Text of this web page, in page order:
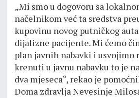
„Mi smo u dogovoru sa
načelnikom već ta sredstva
kupovinu novog putničkog
dijalizne pacijente. Mi ćemo
plan javnih nabavki i usvojimo
krenuti u javnu nabavku to je
dva mjeseca“, rekao je
Doma zdravlja Nevesinje